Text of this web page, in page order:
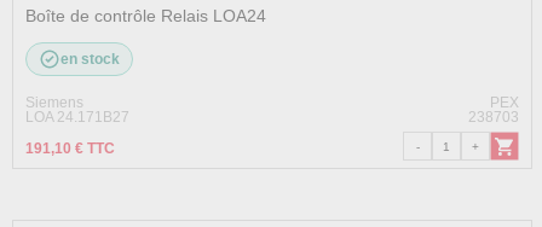
Boîte de contrôle Relais LOA24
en stock
Siemens
PEX
LOA 24.171B27
238703
191,10 € TTC